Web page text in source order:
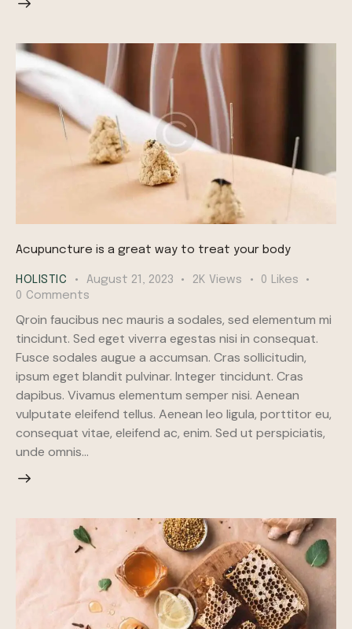
Acupuncture is a great way to treat your body
HOLISTIC August 21, 2023 2K Views 0 Likes
0 Comments
Qroin faucibus nec mauris a sodales, sed elementum mi
tincidunt. Sed eget viverra egestas nisi in consequat.
Fusce sodales augue a accumsan. Cras sollicitudin,
ipsum eget blandit pulvinar. Integer tincidunt. Cras
dapibus. Vivamus elementum semper nisi. Aenean
vulputate eleifend tellus. Aenean leo ligula, porttitor eu,
consequat vitae, eleifend ac, enim. Sed ut perspiciatis,
unde omnis…